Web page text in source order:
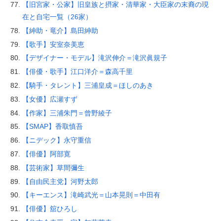
【旧宮家・公家】旧皇族と摂家・清華家・大臣家の末裔の現
在と自宅一覧（26家）
【紳助・竜介】島田紳助
【歌手】安室奈美恵
【デザイナー・モデル】滝沢伸介＝滝沢眞規子
【俳優・歌手】江口洋介＝森高千里
【騎手・タレント】三浦皇成＝ほしのあき
【女優】広瀬すず
【作家】三浦朱門＝曾野綾子
【SMAP】香取慎吾
【ニデック】永守重信
【俳優】阿部寛
【芸術家】草間彌生
【自由民主党】河野太郎
【キーエンス】滝崎武光＝山本晃則＝中田有
【俳優】舘ひろし